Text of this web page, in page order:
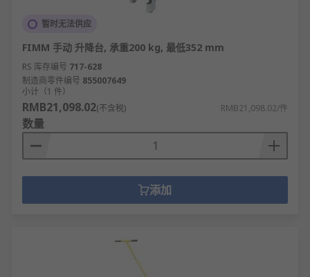
暂时无法供应
FIMM 手动 升降台, 承重200 kg, 最低352 mm
RS 库存编号 717-628
制造商零件编号 855007649
小计（1 件）
RMB21,098.02(不含税) RMB21,098.02/件
数量
添加